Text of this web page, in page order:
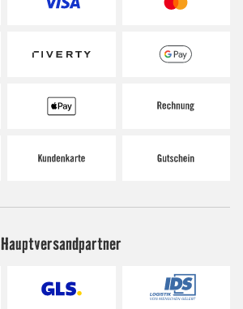
Hauptversandpartner